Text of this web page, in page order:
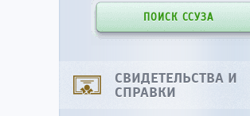
ПОИСК ССУЗА
СВИДЕТЕЛЬСТВА И
СПРАВКИ